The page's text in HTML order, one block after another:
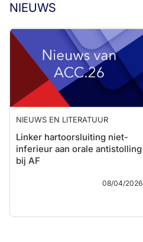
NIEUWS
NIEUWS EN LITERATUUR
Linker hartoorsluiting niet-
inferieur aan orale antistolling
bij AF
08/04/2026